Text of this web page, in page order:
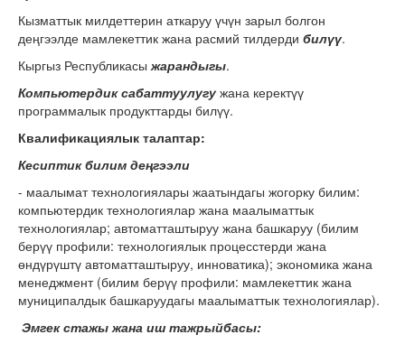
Кызматтык милдеттерин аткаруу үчүн зарыл болгон
деңгээлде мамлекеттик жана расмий тилдерди билүү.
Кыргыз Республикасы жарандыгы.
Компьютердик сабаттуулугу жана керектүү
программалык продукттарды билүү.
Квалификациялык талаптар:
Кесиптик билим деңгээли
- маалымат технологиялары жаатындагы жогорку билим:
компьютердик технологиялар жана маалыматтык
технологиялар; автоматташтыруу жана башкаруу (билим
берүү профили: технологиялык процесстерди жана
өндүрүштү автоматташтыруу, инноватика); экономика жана
менеджмент (билим берүү профили: мамлекеттик жана
муниципалдык башкаруудагы маалыматтык технологиялар).
Эмгек стажы жана иш тажрыйбасы: